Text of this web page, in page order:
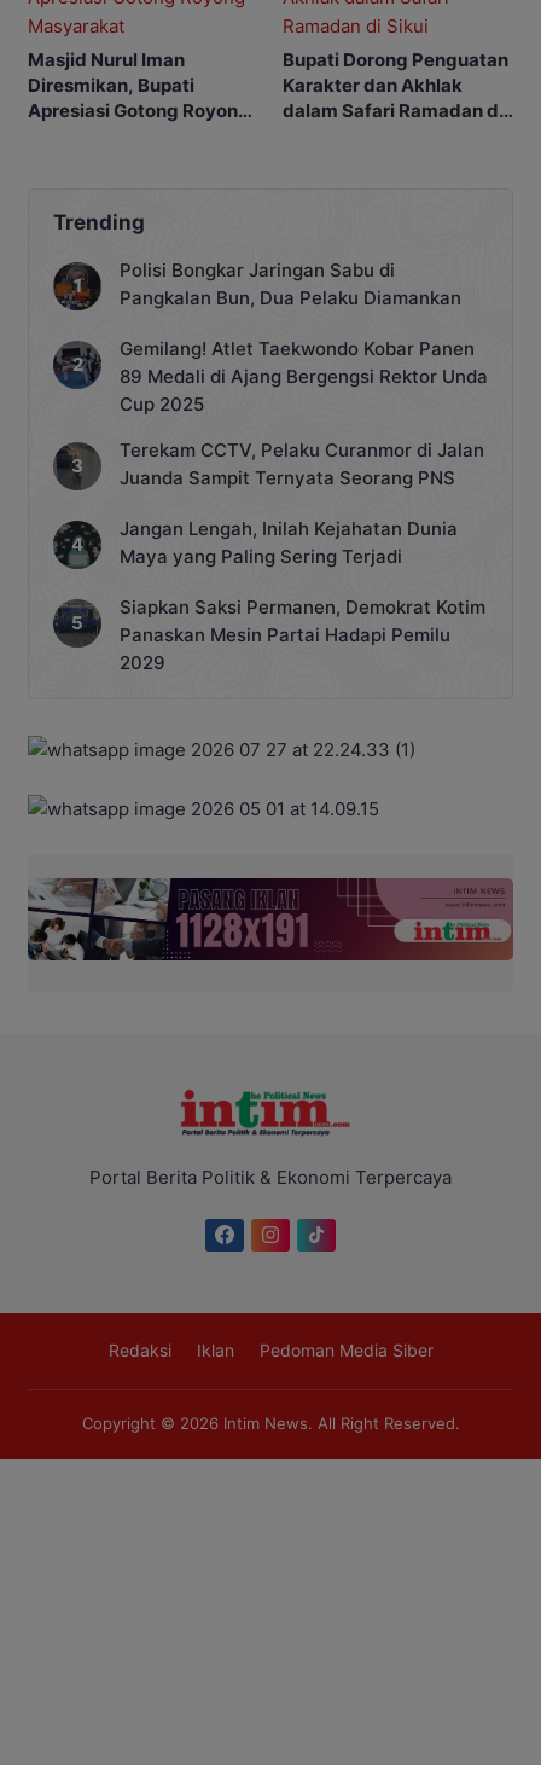
Masjid Nurul Iman
Diresmikan, Bupati
Apresiasi Gotong Royong
Bupati Dorong Penguatan
Karakter dan Akhlak
dalam Safari Ramadan di
Trending
Polisi Bongkar Jaringan Sabu di
Pangkalan Bun, Dua Pelaku Diamankan
Gemilang! Atlet Taekwondo Kobar Panen
89 Medali di Ajang Bergengsi Rektor Unda
Cup 2025
Terekam CCTV, Pelaku Curanmor di Jalan
Juanda Sampit Ternyata Seorang PNS
Jangan Lengah, Inilah Kejahatan Dunia
Maya yang Paling Sering Terjadi
Siapkan Saksi Permanen, Demokrat Kotim
Panaskan Mesin Partai Hadapi Pemilu
2029
Portal Berita Politik & Ekonomi Terpercaya
Redaksi Iklan Pedoman Media Siber
Copyright © 2026 Intim News. All Right Reserved.